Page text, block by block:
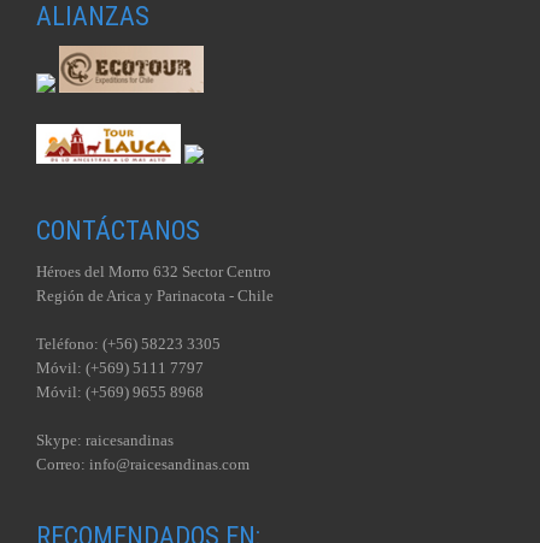
ALIANZAS
CONTÁCTANOS
Héroes del Morro 632 Sector Centro
Región de Arica y Parinacota - Chile
Teléfono: (+56) 58223 3305
Móvil: (+569) 5111 7797
Móvil: (+569) 9655 8968
Skype: raicesandinas
Correo: info@raicesandinas.com
RECOMENDADOS EN: